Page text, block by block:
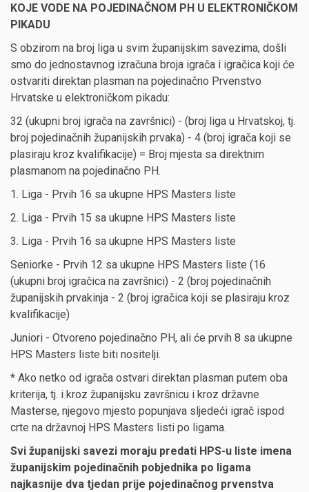
KOJE VODE NA POJEDINAČNOM PH U ELEKTRONIČKOM
PIKADU
S obzirom na broj liga u svim županijskim savezima, došli
smo do jednostavnog izračuna broja igrača i igračica koji će
ostvariti direktan plasman na pojedinačno Prvenstvo
Hrvatske u elektroničkom pikadu:
32 (ukupni broj igrača na završnici) - (broj liga u Hrvatskoj, tj.
broj pojedinačnih županijskih prvaka) - 4 (broj igrača koji se
plasiraju kroz kvalifikacije) = Broj mjesta sa direktnim
plasmanom na pojedinačno PH.
1. Liga - Prvih 16 sa ukupne HPS Masters liste
2. Liga - Prvih 15 sa ukupne HPS Masters liste
3. Liga - Prvih 16 sa ukupne HPS Masters liste
Seniorke - Prvih 12 sa ukupne HPS Masters liste (16
(ukupni broj igračica na završnici) - 2 (broj pojedinačnih
županijskih prvakinja - 2 (broj igračica koji se plasiraju kroz
kvalifikacije)
Juniori - Otvoreno pojedinačno PH, ali će prvih 8 sa ukupne
HPS Masters liste biti nositelji.
* Ako netko od igrača ostvari direktan plasman putem oba
kriterija, tj. i kroz županijsku završnicu i kroz državne
Masterse, njegovo mjesto popunjava sljedeći igrač ispod
crte na državnoj HPS Masters listi po ligama.
Svi županijski savezi moraju predati HPS-u liste imena
županijskim pojedinačnih pobjednika po ligama
najkasnije dva tjedan prije pojedinačnog prvenstva